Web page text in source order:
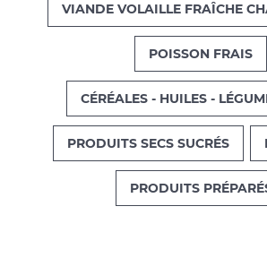
VIANDE VOLAILLE FRAÎCHE
POISSON FRAIS
CÉRÉALES - HUILES -
PRODUITS SECS SUCRÉS
PRODUITS